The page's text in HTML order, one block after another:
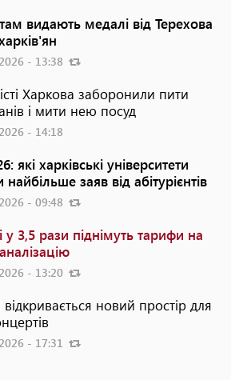
видають медалі від Терехова
- 13:38
Харкова заборонили пити
і мити нею посуд
- 14:18
які харківські університети
заяв від абітурієнтів
- 09:48
у 3,5 рази піднімуть тарифи на
- 13:20
новий простір для
- 17:31